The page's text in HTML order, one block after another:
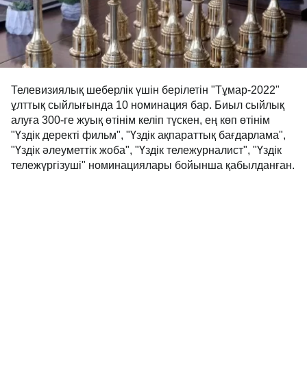
Телевизиялық шеберлік үшін берілетін "Тұмар-2022"
ұлттық сыйлығында 10 номинация бар. Биыл сыйлық
алуға 300-ге жуық өтінім келіп түскен, ең көп өтінім
"Үздік деректі фильм", "Үздік ақпараттық бағдарлама",
"Үздік әлеуметтік жоба", "Үздік тележурналист", "Үздік
тележүргізуші" номинациялары бойынша қабылданған.